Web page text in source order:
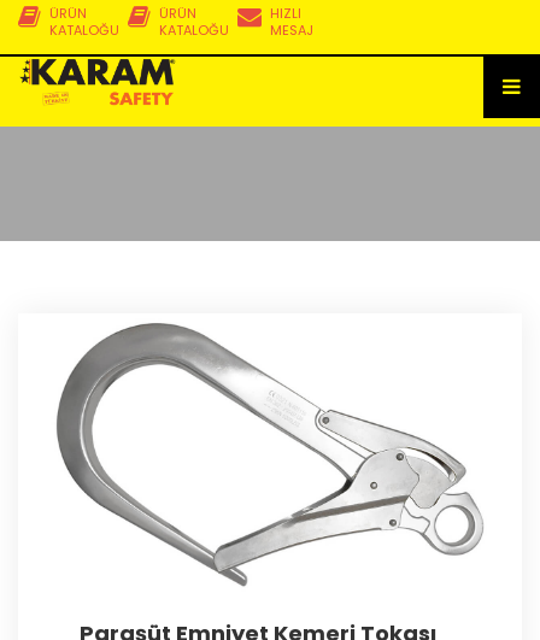
HIZLI
MESAJ
ÜRÜN
KATALOĞU
ÜRÜN
KATALOĞU
Paraşüt Emniyet Kemeri Tokası